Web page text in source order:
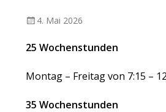
Veröffentlicht
4. Mai 2026
25 Wochenstunden
Montag – Freitag von 7:15 –
35 Wochenstunden